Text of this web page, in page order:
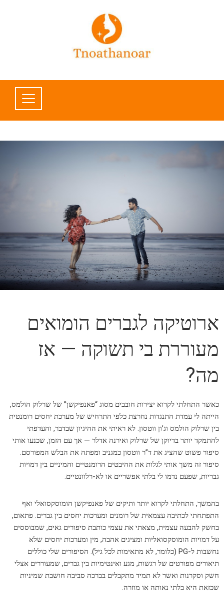
ארוטיקה לגברים הומואים
מעוררת בי תשוקה — אז
מה?
כאשר התחלתי לקרוא יצירות חובבים מסוג “פאנפיקשן” של שרלוק הולמס,
הייתה לי עמדת התנגדות נחרצת כלפי התרחיש של מערכת יחסים רומנטית
בין שרלוק הולמס וג’ון ווטסון. לא ראיתי את ההיגיון שבדבר, והעדפתי
להתמקד יותר בדיוקן של שרלוק ואירנה אדלר — אך עם הזמן, שכנעו אותי
סיפור פשוט שהציג את ד”ר ווטסון כמגניב ומפתה את הבלש המפורסם.
סיפור זה משך אותי לגלות את ההיבטים הרומנטיים והמיניים בין דמויות
גבריות, שפעם נדמו לי בלתי אפשריים או לא-רלוונטיים.
בהמשך, התחלתי לקרוא יותר ותיקים של פאנפיקשן הומוסקסואלי ואף
התפתחתי לכתיבה עצמאית של רומנים ומערכות יחסים בין גברים. פתאום,
בחשק להבעה עצמית, מצאתי את עצמי כותבת סיפורים גאים, שמבוססים
על דמויות הומוסקסואליות ומציגים אהבה, מין ומערכות יחסים שלא
נחשבות ל-PG (כלומר, לא מתאימות לכל גיל). הסיפורים שלי כוללים
תיאורים מפורטים של רגשות, מגע ואינטימיות בין גברים, שמעוררים אצלי
חשק וסקרנות ואשר לא תמיד מתקבלים בברכה סביבה חושבת שמיניות
שכזאת היא בלתי נאותה או מוזרה.